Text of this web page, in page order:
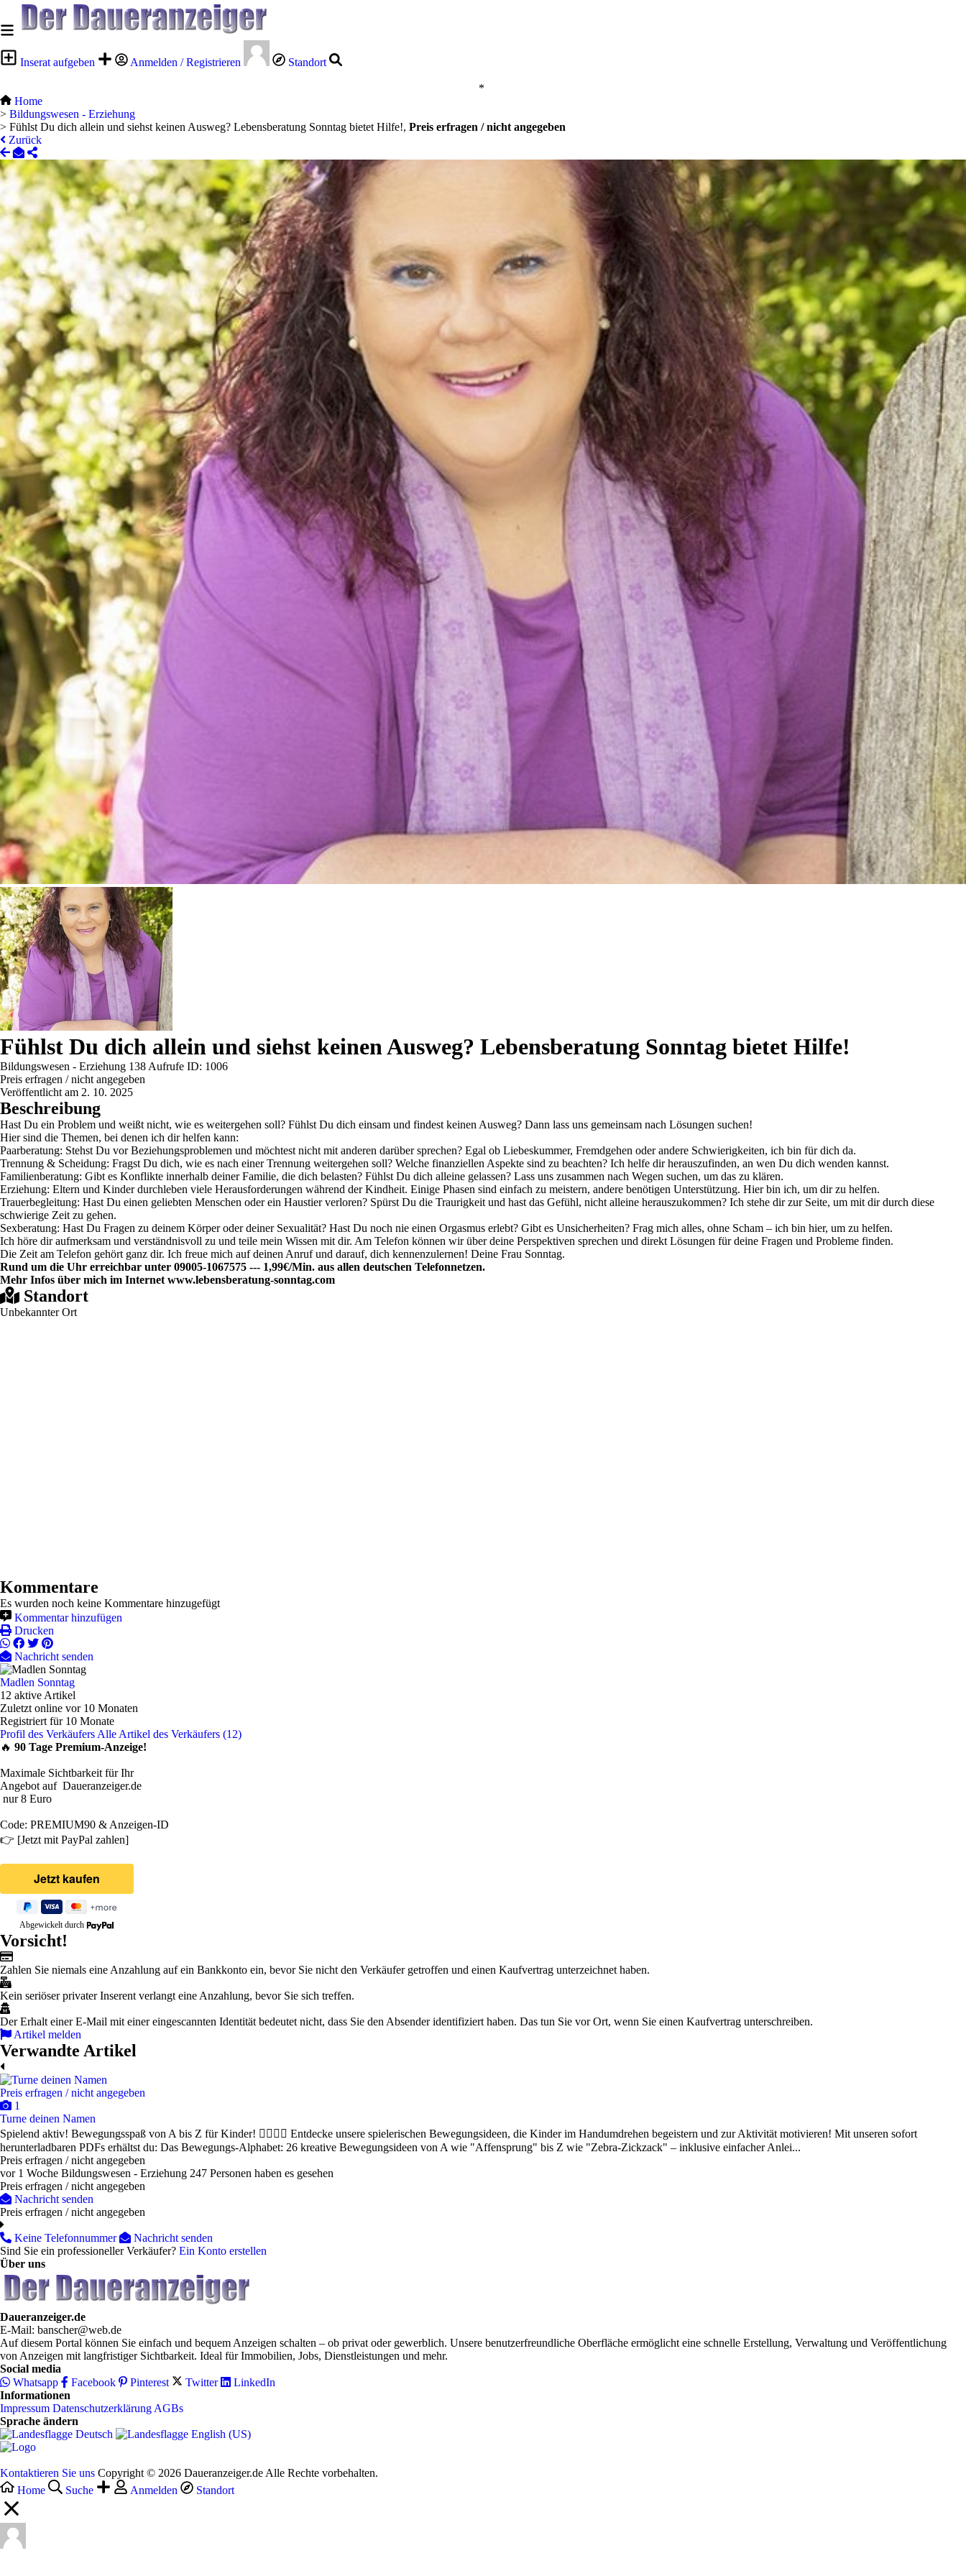
Inserat aufgeben Anmelden / Registrieren Standort
*
Home
> Bildungswesen - Erziehung
> Fühlst Du dich allein und siehst keinen Ausweg? Lebensberatung Sonntag bietet Hilfe!, Preis erfragen / nicht angegeben
Zurück
Fühlst Du dich allein und siehst keinen Ausweg? Lebensberatung Sonntag bietet Hilfe!
Bildungswesen - Erziehung 138 Aufrufe ID: 1006
Preis erfragen / nicht angegeben
Veröffentlicht am 2. 10. 2025
Beschreibung
Hast Du ein Problem und weißt nicht, wie es weitergehen soll? Fühlst Du dich einsam und findest keinen Ausweg? Dann lass uns gemeinsam nach Lösungen suchen!
Hier sind die Themen, bei denen ich dir helfen kann:
Paarberatung: Stehst Du vor Beziehungsproblemen und möchtest nicht mit anderen darüber sprechen? Egal ob Liebeskummer, Fremdgehen oder andere Schwierigkeiten, ich bin für dich da.
Trennung & Scheidung: Fragst Du dich, wie es nach einer Trennung weitergehen soll? Welche finanziellen Aspekte sind zu beachten? Ich helfe dir herauszufinden, an wen Du dich wenden kannst.
Familienberatung: Gibt es Konflikte innerhalb deiner Familie, die dich belasten? Fühlst Du dich alleine gelassen? Lass uns zusammen nach Wegen suchen, um das zu klären.
Erziehung: Eltern und Kinder durchleben viele Herausforderungen während der Kindheit. Einige Phasen sind einfach zu meistern, andere benötigen Unterstützung. Hier bin ich, um dir zu helfen.
Trauerbegleitung: Hast Du einen geliebten Menschen oder ein Haustier verloren? Spürst Du die Traurigkeit und hast das Gefühl, nicht alleine herauszukommen? Ich stehe dir zur Seite, um mit dir durch diese
schwierige Zeit zu gehen.
Sexberatung: Hast Du Fragen zu deinem Körper oder deiner Sexualität? Hast Du noch nie einen Orgasmus erlebt? Gibt es Unsicherheiten? Frag mich alles, ohne Scham – ich bin hier, um zu helfen.
Ich höre dir aufmerksam und verständnisvoll zu und teile mein Wissen mit dir. Am Telefon können wir über deine Perspektiven sprechen und direkt Lösungen für deine Fragen und Probleme finden.
Die Zeit am Telefon gehört ganz dir. Ich freue mich auf deinen Anruf und darauf, dich kennenzulernen! Deine Frau Sonntag.
Rund um die Uhr erreichbar unter 09005-1067575 --- 1,99€/Min. aus allen deutschen Telefonnetzen.
Mehr Infos über mich im Internet www.lebensberatung-sonntag.com
Standort
Unbekannter Ort
Kommentare
Es wurden noch keine Kommentare hinzugefügt
Kommentar hinzufügen
Drucken
Nachricht senden
Madlen Sonntag
12 aktive Artikel
Zuletzt online vor 10 Monaten
Registriert für 10 Monate
Profil des Verkäufers Alle Artikel des Verkäufers (12)
🔥 90 Tage Premium-Anzeige!
Maximale Sichtbarkeit für Ihr
Angebot auf Daueranzeiger.de
nur 8 Euro
Code: PREMIUM90 & Anzeigen-ID
👉 [Jetzt mit PayPal zahlen]
Abgewickelt durch
Vorsicht!
Zahlen Sie niemals eine Anzahlung auf ein Bankkonto ein, bevor Sie nicht den Verkäufer getroffen und einen Kaufvertrag unterzeichnet haben.
Kein seriöser privater Inserent verlangt eine Anzahlung, bevor Sie sich treffen.
Der Erhalt einer E-Mail mit einer eingescannten Identität bedeutet nicht, dass Sie den Absender identifiziert haben. Das tun Sie vor Ort, wenn Sie einen Kaufvertrag unterschreiben.
Artikel melden
Verwandte Artikel
Preis erfragen / nicht angegeben
1
Turne deinen Namen
Spielend aktiv! Bewegungsspaß von A bis Z für Kinder! 🤸‍♀️🤸‍♂️ Entdecke unsere spielerischen Bewegungsideen, die Kinder im Handumdrehen begeistern und zur Aktivität motivieren! Mit unseren sofort
herunterladbaren PDFs erhältst du: Das Bewegungs-Alphabet: 26 kreative Bewegungsideen von A wie "Affensprung" bis Z wie "Zebra-Zickzack" – inklusive einfacher Anlei...
Preis erfragen / nicht angegeben
vor 1 Woche Bildungswesen - Erziehung 247 Personen haben es gesehen
Preis erfragen / nicht angegeben
Nachricht senden
Preis erfragen / nicht angegeben
Keine Telefonnummer
Nachricht senden
Sind Sie ein professioneller Verkäufer? Ein Konto erstellen
Über uns
Daueranzeiger.de
E-Mail: banscher@web.de
Auf diesem Portal können Sie einfach und bequem Anzeigen schalten – ob privat oder gewerblich. Unsere benutzerfreundliche Oberfläche ermöglicht eine schnelle Erstellung, Verwaltung und Veröffentlichung
von Anzeigen mit langfristiger Sichtbarkeit. Ideal für Immobilien, Jobs, Dienstleistungen und mehr.
Social media
Whatsapp
Facebook Pinterest Twitter
LinkedIn
Informationen
Impressum Datenschutzerklärung AGBs
Sprache ändern
Deutsch‎
English (US)‎
Kontaktieren Sie uns Copyright © 2026 Daueranzeiger.de Alle Rechte vorbehalten.
Home
Suche Anmelden Standort